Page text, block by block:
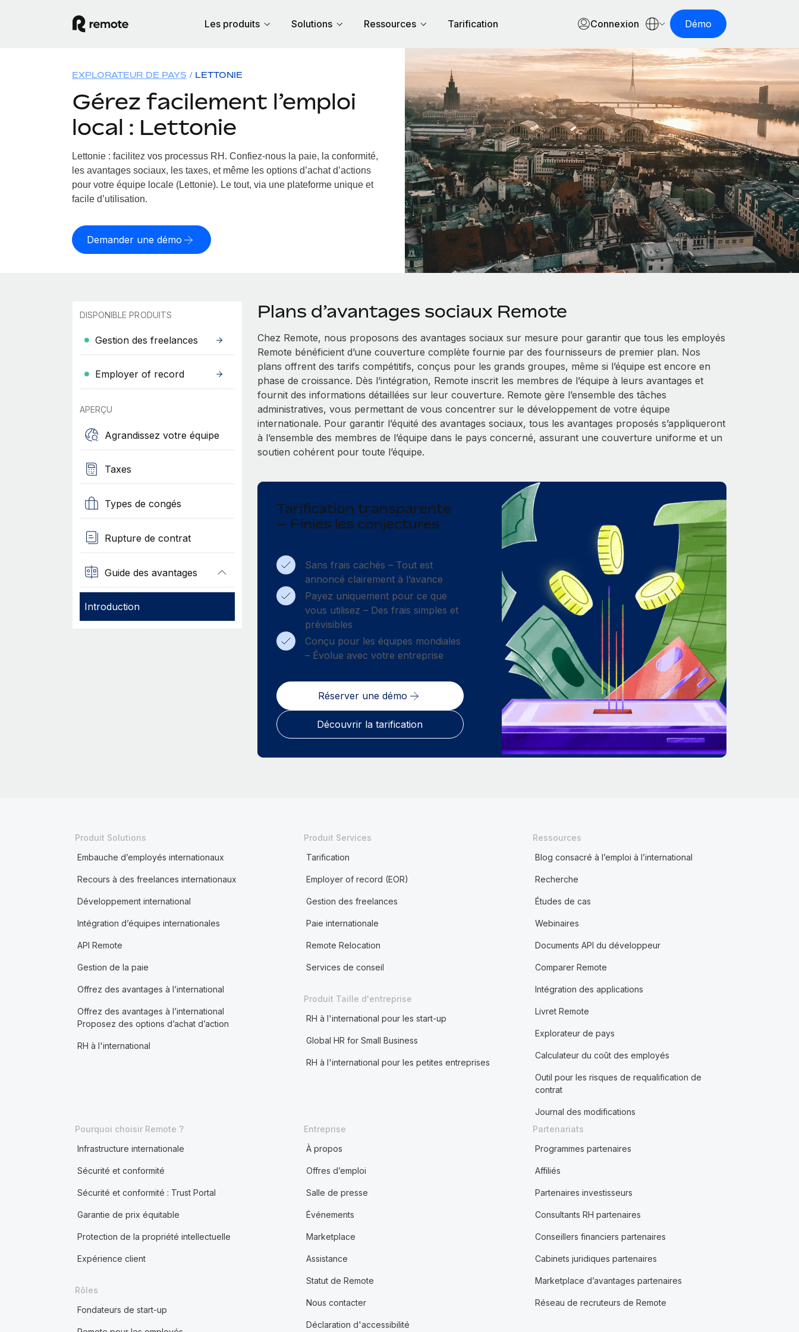
Les produits Solutions Ressources Tarification Connexion Démo
EXPLORATEUR DE PAYS LETTONIE
Gérez facilement l’emploi
local : Lettonie
Lettonie : facilitez vos processus RH. Confiez-nous la paie, la conformité,
les avantages sociaux, les taxes, et même les options d’achat d’actions
pour votre équipe locale (Lettonie). Le tout, via une plateforme unique et
facile d’utilisation.
Demander une démo
DISPONIBLE PRODUITS
Gestion des freelances
Employer of record
APERÇU
Agrandissez votre équipe
Taxes
Types de congés
Rupture de contrat
Guide des avantages
Introduction
Plans d’avantages sociaux Remote
Chez Remote, nous proposons des avantages sociaux sur mesure pour garantir que tous les employés
Remote bénéficient d’une couverture complète fournie par des fournisseurs de premier plan. Nos
plans offrent des tarifs compétitifs, conçus pour les grands groupes, même si l’équipe est encore en
phase de croissance. Dès l’intégration, Remote inscrit les membres de l’équipe à leurs avantages et
fournit des informations détaillées sur leur couverture. Remote gère l’ensemble des tâches
administratives, vous permettant de vous concentrer sur le développement de votre équipe
internationale. Pour garantir l’équité des avantages sociaux, tous les avantages proposés s’appliqueront
à l’ensemble des membres de l’équipe dans le pays concerné, assurant une couverture uniforme et un
soutien cohérent pour toute l’équipe.
Tarification transparente
– Finies les conjectures
Sans frais cachés – Tout est
annoncé clairement à l’avance
Payez uniquement pour ce que
vous utilisez – Des frais simples et
prévisibles
Conçu pour les équipes mondiales
– Évolue avec votre entreprise
Réserver une démo
Découvrir la tarification
Produit Solutions
Embauche d’employés internationaux
Recours à des freelances internationaux
Développement international
Intégration d’équipes internationales
API Remote
Gestion de la paie
Offrez des avantages à l’international
Offrez des avantages à l’international
Proposez des options d’achat d’action
RH à l'international
Produit Services
Tarification
Employer of record (EOR)
Gestion des freelances
Paie internationale
Remote Relocation
Services de conseil
Produit Taille d'entreprise
RH à l'international pour les start-up
Global HR for Small Business
RH à l'international pour les petites entreprises
Ressources
Blog consacré à l’emploi à l’international
Recherche
Études de cas
Webinaires
Documents API du développeur
Comparer Remote
Intégration des applications
Livret Remote
Explorateur de pays
Calculateur du coût des employés
Outil pour les risques de requalification de
contrat
Journal des modifications
Pourquoi choisir Remote ?
Infrastructure internationale
Sécurité et conformité
Sécurité et conformité : Trust Portal
Garantie de prix équitable
Protection de la propriété intellectuelle
Expérience client
Rôles
Fondateurs de start-up
Entreprise
À propos
Offres d’emploi
Salle de presse
Événements
Marketplace
Assistance
Statut de Remote
Nous contacter
Déclaration d'accessibilité
Partenariats
Programmes partenaires
Affiliés
Partenaires investisseurs
Consultants RH partenaires
Conseillers financiers partenaires
Cabinets juridiques partenaires
Marketplace d’avantages partenaires
Réseau de recruteurs de Remote